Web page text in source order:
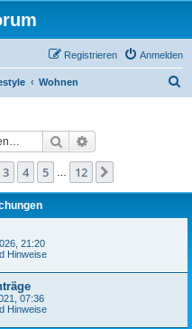
Anmelden
Registrieren
Wohnen
Suche
12
3 4 5 12
21:20
Hinweise
07:36
Hinweise